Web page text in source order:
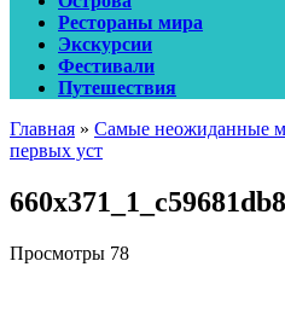
Рестораны мира
Экскурсии
Фестивали
Путешествия
Главная » Самые неожиданные
первых уст
Просмотры 78